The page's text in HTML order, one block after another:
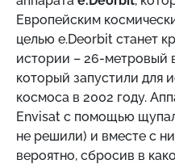
Европейским
целью e.Deorbit станет
истории – 26-метровый
который запустили для
космоса в 2002 году.
Envisat с помощью
не решили) и вместе с
вероятно, сбросив в